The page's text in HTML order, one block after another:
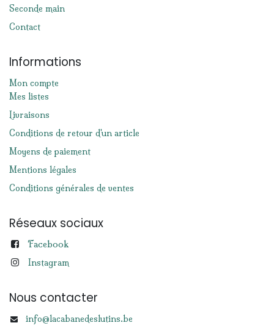
Seconde main
Contact
Informations
Mon compte
Mes listes
Livraisons
Conditions de retour d'un article
Moyens de paiement
Mentions légales
Conditions générales de ventes
Réseaux sociaux
Facebook
Instagram
Nous contacter
info@lacabanedeslutins.be